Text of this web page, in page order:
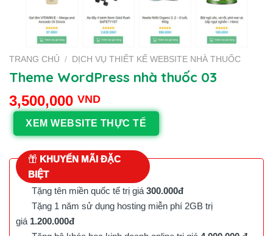
TRANG CHỦ / DỊCH VỤ THIẾT KẾ WEBSITE NHÀ THUỐC
Theme WordPress nhà thuốc 03
3,500,000 VND
XEM WEBSITE THỰC TẾ
KHUYẾN MÃI ĐẶC
BIỆT
Tặng tên miền quốc tế trị giá 300.000đ
Tặng 1 năm sử dụng hosting miễn phí 2GB trị
giá 1.200.000đ